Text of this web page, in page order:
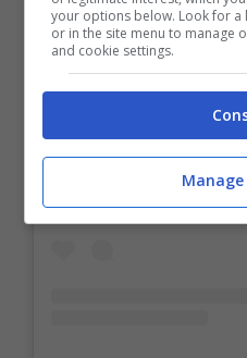
Visualizza questo post su
your options below. Look for
or in the site menu to manage
and cookie settings.